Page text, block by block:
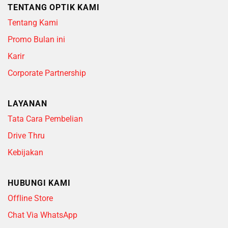
TENTANG OPTIK KAMI
Tentang Kami
Promo Bulan ini
Karir
Corporate Partnership
LAYANAN
Tata Cara Pembelian
Drive Thru
Kebijakan
HUBUNGI KAMI
Offline Store
Chat Via WhatsApp